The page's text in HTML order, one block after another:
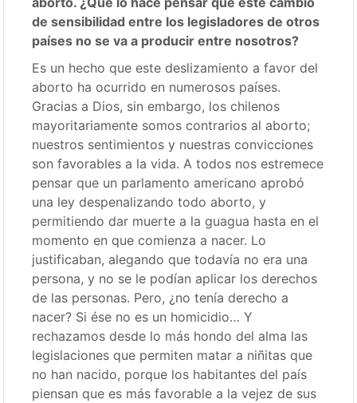
de sensibilidad entre los legisladores de otros
países no se va a producir entre nosotros?
Es un hecho que este deslizamiento a favor del
aborto ha ocurrido en numerosos países.
Gracias a Dios, sin embargo, los chilenos
mayoritariamente somos contrarios al aborto;
nuestros sentimientos y nuestras convicciones
son favorables a la vida. A todos nos estremece
pensar que un parlamento americano aprobó
una ley despenalizando todo aborto, y
permitiendo dar muerte a la guagua hasta en el
momento en que comienza a nacer. Lo
justificaban, alegando que todavía no era una
persona, y no se le podían aplicar los derechos
de las personas. Pero, ¿no tenía derecho a
nacer? Si ése no es un homicidio… Y
rechazamos desde lo más hondo del alma las
legislaciones que permiten matar a niñitas que
no han nacido, porque los habitantes del país
piensan que es más favorable a la vejez de sus